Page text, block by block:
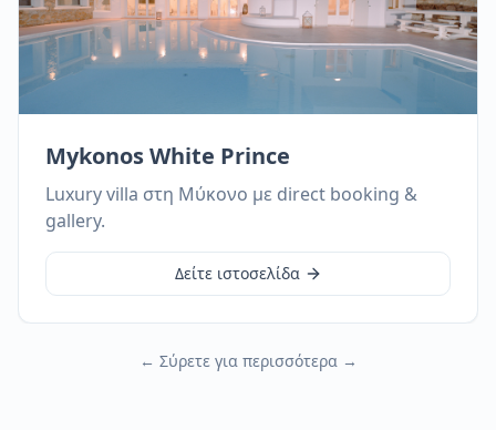
Mykonos White Prince
Luxury villa στη Μύκονο με direct booking &
gallery.
Δείτε ιστοσελίδα
← Σύρετε για περισσότερα →